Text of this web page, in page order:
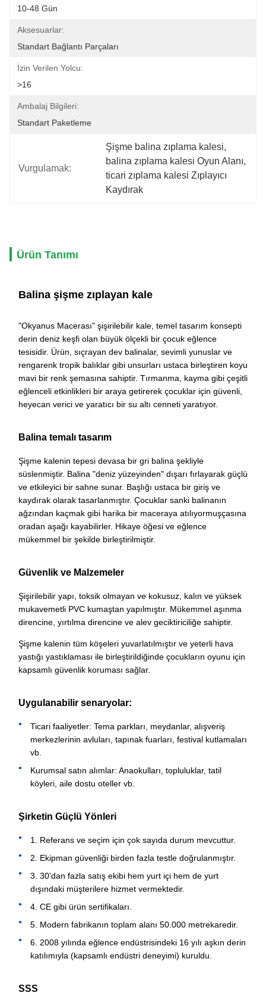
10-48 Gün
Aksesuarlar:
Standart Bağlantı Parçaları
İzin Verilen Yolcu:
>16
Ambalaj Bilgileri:
Standart Paketleme
Vurgulamak:
Şişme balina zıplama kalesi,
balina zıplama kalesi Oyun Alanı
ticari zıplama kalesi Zıplayıcı
Kaydırak
Ürün Tanımı
Balina şişme zıplayan kale
"Okyanus Macerası" şişirilebilir kale, temel tasarım konsepti
derin deniz keşfi olan büyük ölçekli bir çocuk eğlence
tesisidir. Ürün, sıçrayan dev balinalar, sevimli yunuslar ve
rengarenk tropik balıklar gibi unsurları ustaca birleştiren koyu
mavi bir renk şemasına sahiptir. Tırmanma, kayma gibi çeşitli
eğlenceli etkinlikleri bir araya getirerek çocuklar için güvenli,
heyecan verici ve yaratıcı bir su altı cenneti yaratıyor.
Balina temalı tasarım
Şişme kalenin tepesi devasa bir gri balina şekliyle
süslenmiştir. Balina "deniz yüzeyinden" dışarı fırlayarak güçlü
ve etkileyici bir sahne sunar. Başlığı ustaca bir giriş ve
kaydırak olarak tasarlanmıştır. Çocuklar sanki balinanın
ağzından kaçmak gibi harika bir maceraya atılıyormuşçasına
oradan aşağı kayabilirler. Hikaye öğesi ve eğlence
mükemmel bir şekilde birleştirilmiştir.
Güvenlik ve Malzemeler
Şişirilebilir yapı, toksik olmayan ve kokusuz, kalın ve yüksek
mukavemetli PVC kumaştan yapılmıştır. Mükemmel aşınma
direncine, yırtılma direncine ve alev geciktiriciliğe sahiptir.
Şişme kalenin tüm köşeleri yuvarlatılmıştır ve yeterli hava
yastığı yastıklaması ile birleştirildiğinde çocukların oyunu için
kapsamlı güvenlik koruması sağlar.
Uygulanabilir senaryolar:
Ticari faaliyetler: Tema parkları, meydanlar, alışveriş
merkezlerinin avluları, tapınak fuarları, festival kutlamaları
vb.
Kurumsal satın alımlar: Anaokulları, topluluklar, tatil
köyleri, aile dostu oteller vb.
Şirketin Güçlü Yönleri
1. Referans ve seçim için çok sayıda durum mevcuttur.
2. Ekipman güvenliği birden fazla testle doğrulanmıştır.
3. 30'dan fazla satış ekibi hem yurt içi hem de yurt
dışındaki müşterilere hizmet vermektedir.
4. CE gibi ürün sertifikaları.
5. Modern fabrikanın toplam alanı 50.000 metrekaredir.
6. 2008 yılında eğlence endüstrisindeki 16 yılı aşkın derin
katılımıyla (kapsamlı endüstri deneyimi) kuruldu.
SSS